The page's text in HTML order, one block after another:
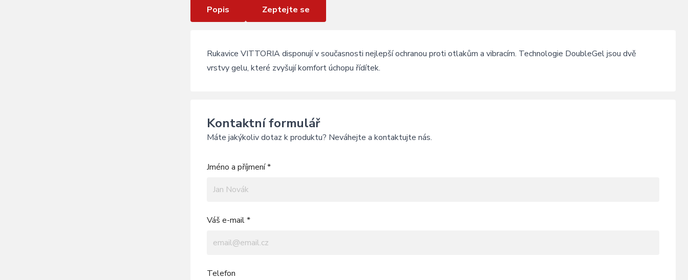
Popis Zeptejte se
Rukavice VITTORIA disponují v současnosti nejlepší ochranou proti otlakům a vibracím. Technologie DoubleGel jsou dvě
vrstvy gelu, které zvyšují komfort úchopu řídítek.
Kontaktní formulář
Máte jakýkoliv dotaz k produktu? Neváhejte a kontaktujte nás.
Jméno a příjmení *
Váš e-mail *
Telefon